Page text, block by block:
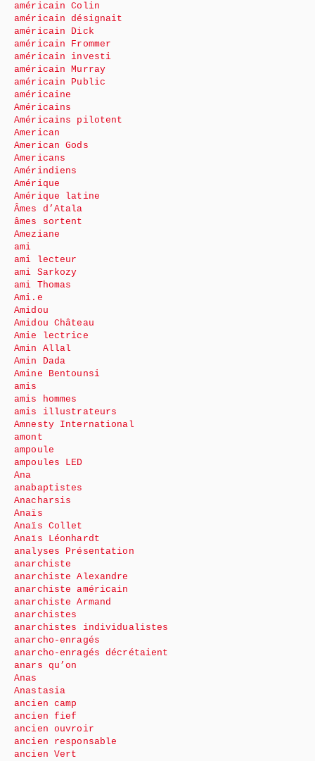
américain Colin
américain désignait
américain Dick
américain Frommer
américain investi
américain Murray
américain Public
américaine
Américains
Américains pilotent
American
American Gods
Americans
Amérindiens
Amérique
Amérique latine
Âmes d’Atala
âmes sortent
Ameziane
ami
ami lecteur
ami Sarkozy
ami Thomas
Ami.e
Amidou
Amidou Château
Amie lectrice
Amin Allal
Amin Dada
Amine Bentounsi
amis
amis hommes
amis illustrateurs
Amnesty International
amont
ampoule
ampoules LED
Ana
anabaptistes
Anacharsis
Anaïs
Anaïs Collet
Anaïs Léonhardt
analyses Présentation
anarchiste
anarchiste Alexandre
anarchiste américain
anarchiste Armand
anarchistes
anarchistes individualistes
anarcho-enragés
anarcho-enragés décrétaient
anars qu’on
Anas
Anastasia
ancien camp
ancien fief
ancien ouvroir
ancien responsable
ancien Vert